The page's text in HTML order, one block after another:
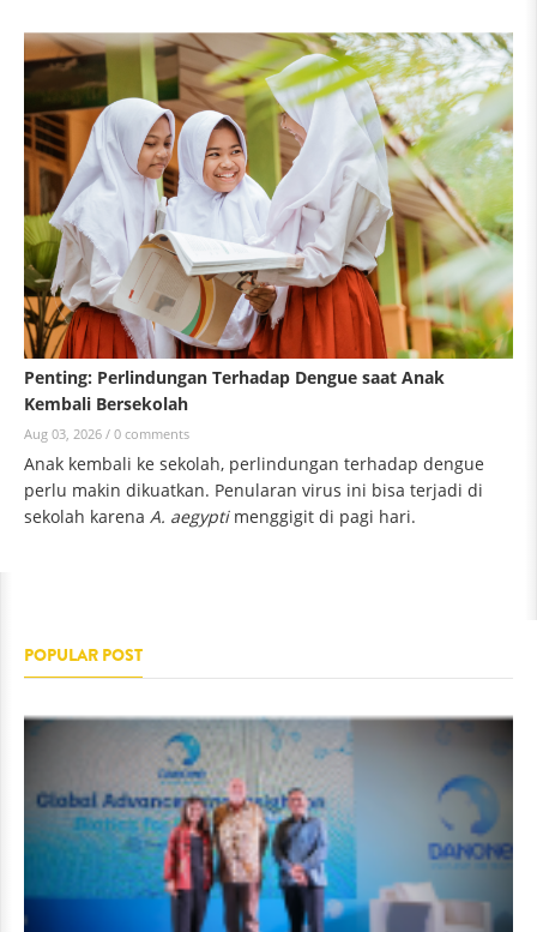
Penting: Perlindungan Terhadap Dengue saat Anak
Kembali Bersekolah
Aug 03, 2026 / 0 comments
Anak kembali ke sekolah, perlindungan terhadap dengue
perlu makin dikuatkan. Penularan virus ini bisa terjadi di
sekolah karena A. aegyptimenggigit di pagi hari.
POPULAR POST